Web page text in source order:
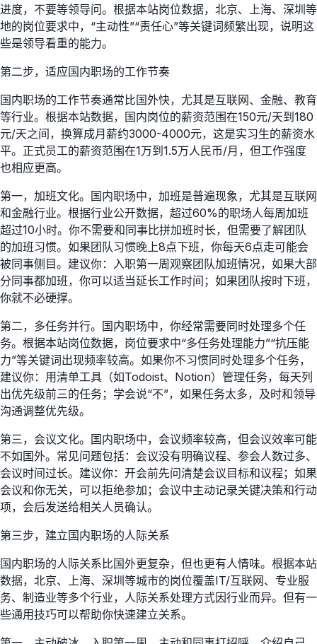
进度，不要等领导问。根据本站岗位数据，北京、上海、深圳等
地的岗位要求中，“主动性”“责任心”等关键词频繁出现，说明这
些是领导看重的能力。
第二步，适应国内职场的工作节奏
国内职场的工作节奏通常比国外快，尤其是互联网、金融、教育
等行业。根据本站数据，国内岗位的薪资范围在150元/天到180
元/天之间，换算成月薪约3000-4000元，这是实习生的薪资水
平。正式员工的薪资范围在1万到1.5万人民币/月，但工作强度
也相应更高。
第一，加班文化。国内职场中，加班是普遍现象，尤其是互联网
和金融行业。根据行业公开数据，超过60%的职场人每周加班
超过10小时。你不需要和同事比拼加班时长，但需要了解团队
的加班习惯。如果团队习惯晚上8点下班，你每天6点走可能会
被同事侧目。建议你：入职第一周观察团队加班情况，如果大部
分同事都加班，你可以适当延长工作时间；如果团队按时下班，
你就不必硬撑。
第二，多任务并行。国内职场中，你经常需要同时处理多个任
务。根据本站岗位数据，岗位要求中“多任务处理能力”“抗压能
力”等关键词出现频率较高。如果你不习惯同时处理多个任务，
建议你：用清单工具（如Todoist、Notion）管理任务，每天列
出优先级前三的任务；学会说“不”，如果任务太多，及时和领导
沟通调整优先级。
第三，会议文化。国内职场中，会议频率较高，但会议效率可能
不如国外。常见问题包括：会议没有明确议程、参会人数过多、
会议时间过长。建议你：开会前先问清楚会议目标和议程；如果
会议和你无关，可以拒绝参加；会议中主动记录关键决策和行动
项，会后发送给相关人员确认。
第三步，建立国内职场的人际关系
国内职场的人际关系比国外更复杂，但也更有人情味。根据本站
数据，北京、上海、深圳等城市的岗位覆盖IT/互联网、专业服
务、制造业等多个行业，人际关系处理方式因行业而异。但有一
些通用技巧可以帮助你快速建立关系。